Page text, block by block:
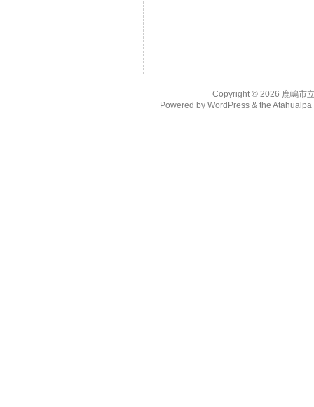
Copyright © 2026 鹿嶋市
Powered by WordPress& the Atahualpa